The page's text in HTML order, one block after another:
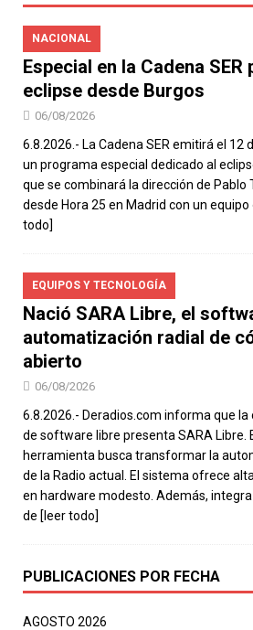
NACIONAL
Especial en la Cadena SER
eclipse desde Burgos
06/08/2026
6.8.2026.- La Cadena SER emitirá el 12
un programa especial dedicado al
que se combinará la dirección de Pablo
desde Hora 25 en Madrid con un equipo
todo]
EQUIPOS Y TECNOLOGÍA
Nació SARA Libre, el
automatización radial de
abierto
06/08/2026
6.8.2026.- Deradios.com informa que la
de software libre presenta SARA Libre.
herramienta busca transformar la
de la Radio actual. El sistema ofrece
en hardware modesto. Además,
de [leer todo]
PUBLICACIONES POR FECHA
AGOSTO 2026